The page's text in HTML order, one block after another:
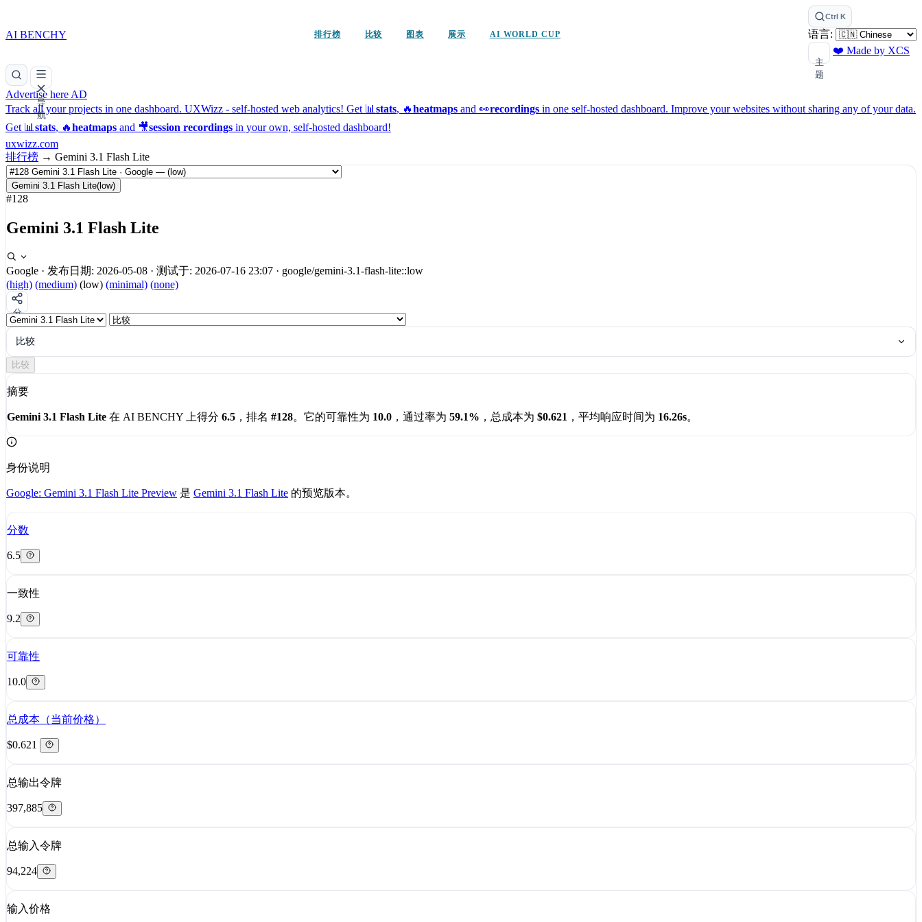
AI BENCHY 排行榜 比较 图表 展示 AI WORLD CUP
Ctrl K
语言:
主
题
❤️ Made by XCS
导
航
Advertise here AD
Track all your projects in one dashboard. UXWizz - self-hosted web analytics! Get 📊 stats, 🔥heatmaps and 👀recordings in one self-hosted dashboard. Improve your websites without sharing any of your data.
Get 📊 stats, 🔥heatmaps and 🎥session recordings in your own, self-hosted dashboard!
uxwizz.com
排行榜 → Gemini 3.1 Flash Lite
Gemini 3.1 Flash Lite(low)
#128
Gemini 3.1 Flash Lite
Google · 发布日期: 2026-05-08 · 测试于: 2026-07-16 23:07 · google/gemini-3.1-flash-lite::low
(high) (medium) (low) (minimal) (none)
分
享
比较
比较
摘要
Gemini 3.1 Flash Lite 在 AI BENCHY 上得分 6.5 ，排名 #128。它的可靠性为 10.0 ，通过率为 59.1% ，总成本为 $0.621 ，平均响应时间为 16.26s。
身份说明
Google: Gemini 3.1 Flash Lite Preview 是 Gemini 3.1 Flash Lite 的预览版本。
分数
6.5
一致性
9.2
可靠性
10.0
总成本（当前价格）
$0.621
总输出令牌
397,885
总输入令牌
94,224
输入价格